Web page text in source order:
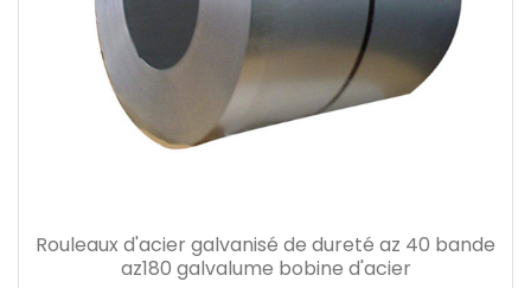
Rouleaux d'acier galvanisé de dureté az 40 bande
az180 galvalume bobine d'acier